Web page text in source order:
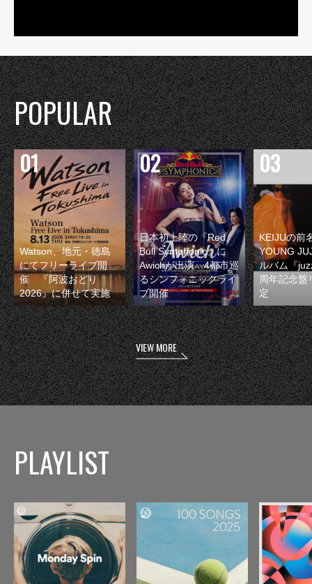
POPULAR
Watson、地元・徳島
にてフリーライブ開
催 『阿波おどり
2026』に併せて実施
日本初上陸の『Red
Bull Symphonic』に
Awichが出演 4都市巡
るシンフォニックライ
ブ開催
KEIJUの前
YOUNG
ルバム『
周年記念盤
定
VIEW MORE
PLAYLIST